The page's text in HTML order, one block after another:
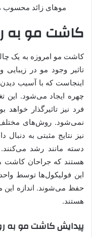
موهای زائد
کاشت مو به
کاشت مو امروزه به یک
تاثیر وجود مو در
اینجاست که با آسیب دیدن
چهره ایجاد می‌شود. این
فرد نیز تاثیرگذار
نمی‌شود. روش‌های
نیز نتایج مثبتی به
دسته مانند رشد
هستند که جراحان کاشت
این فولیکول‌ها توسط
حفظ می‌شوند. اندازه این
هستند.
پیدایش کاشت مو به